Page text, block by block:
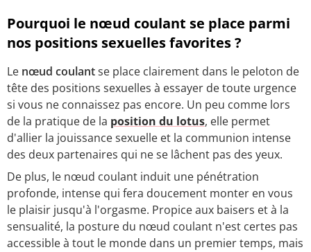
Pourquoi le nœud coulant se place parmi
nos positions sexuelles favorites ?
Le nœud coulantse place clairement dans le peloton de
tête des positions sexuelles à essayer de toute urgence
si vous ne connaissez pas encore. Un peu comme lors
de la pratique de la position du lotus, elle permet
d'allier la jouissance sexuelle et la communion intense
des deux partenaires qui ne se lâchent pas des yeux.
De plus, le nœud coulant induit une pénétration
profonde, intense qui fera doucement monter en vous
le plaisir jusqu'à l'orgasme. Propice aux baisers et à la
sensualité, la posture du nœud coulant n'est certes pas
accessible à tout le monde dans un premier temps, mais